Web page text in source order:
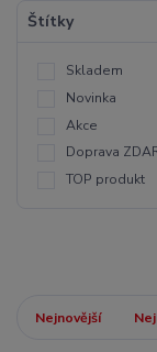
Štítky
Skladem
Novinka
Akce
Doprava
TOP produkt
Nejnovější